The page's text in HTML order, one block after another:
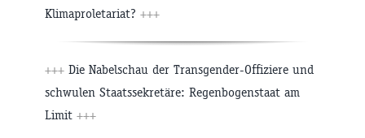
Klimaproletariat? +++
+++ Die Nabelschau der Transgender-Offiziere und
schwulen Staatssekretäre: Regenbogenstaat am
Limit +++